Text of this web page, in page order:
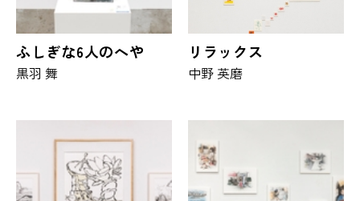
ふしぎな6人のへや
黒羽 舞
リラックス
中野 英磨